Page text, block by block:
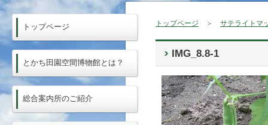
トップページ ＞ サテライトマ
IMG_8.8-1
トップページ
とかち田園空間博物館とは？
総合案内所のご紹介